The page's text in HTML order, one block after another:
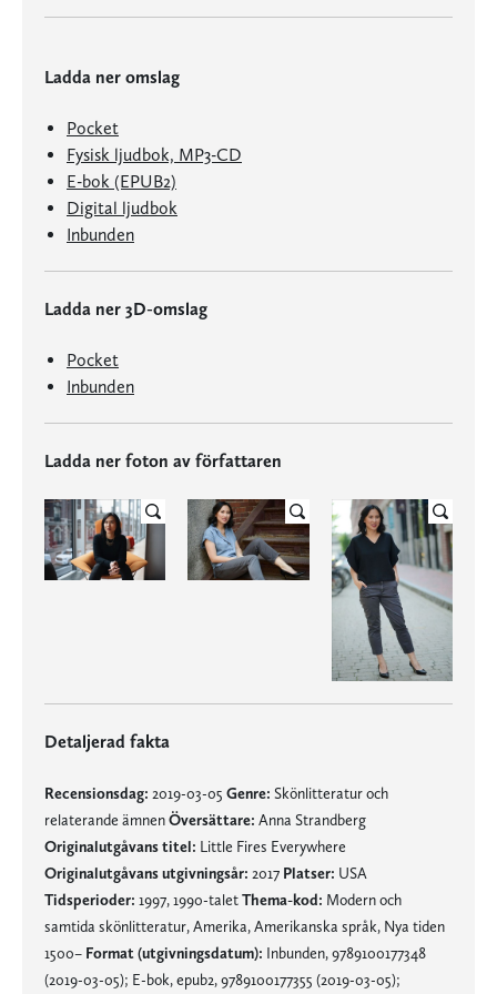
Ladda ner omslag
Pocket
Fysisk ljudbok, MP3-CD
E-bok (EPUB2)
Digital ljudbok
Inbunden
Ladda ner 3D-omslag
Pocket
Inbunden
Ladda ner foton av författaren
Detaljerad fakta
Recensionsdag: 2019-03-05 Genre: Skönlitteratur och
relaterande ämnenÖversättare: Anna Strandberg
Originalutgåvans titel: Little Fires Everywhere
Originalutgåvans utgivningsår: 2017 Platser: USA
Tidsperioder: 1997, 1990-taletThema-kod: Modern och
samtida skönlitteratur, Amerika, Amerikanska språk, Nya tiden
1500– Format (utgivningsdatum): Inbunden, 9789100177348
(2019-03-05); E-bok, epub2, 9789100177355 (2019-03-05);